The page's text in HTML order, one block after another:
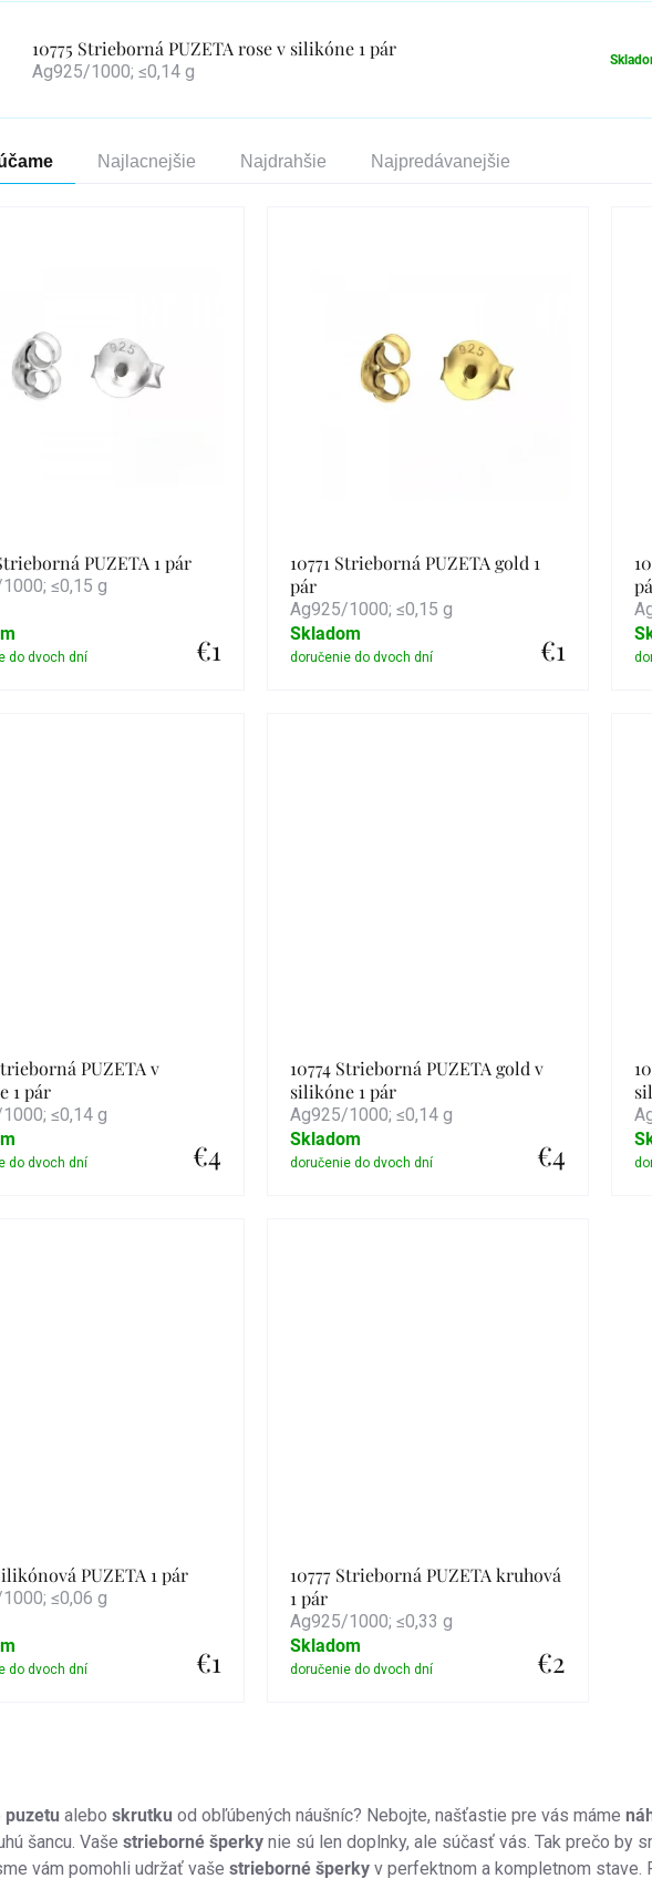
10775 Strieborná PUZETA rose v silikóne 1 pár
Ag925/1000; ≤0,14 g
Najlacnejšie Najdrahšie Najpredávanejšie
PUZETA 1 pár
≤0,15 g
€1
10771 Strieborná PUZETA gold 1
pár
Ag925/1000; ≤0,15 g
€1
Skladom
PUZETA v
1 pár
≤0,14 g
€4
10774 Strieborná PUZETA gold v
silikóne 1 pár
Ag925/1000; ≤0,14 g
€4
Skladom
PUZETA 1 pár
≤0,06 g
€1
10777 Strieborná PUZETA kruhová
1 pár
Ag925/1000; ≤0,33 g
€2
Skladom
puzetu alebo skrutku od obľúbených náušníc? Nebojte, našťastie pre vás máme
šancu. Vaše strieborné šperky nie sú len doplnky, ale súčasť vás. Tak prečo by
vám pomohli udržať vaše strieborné šperky v perfektnom a kompletnom stave.